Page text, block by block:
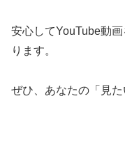
安心してYouTube動
ります。
ぜひ、あなたの「見